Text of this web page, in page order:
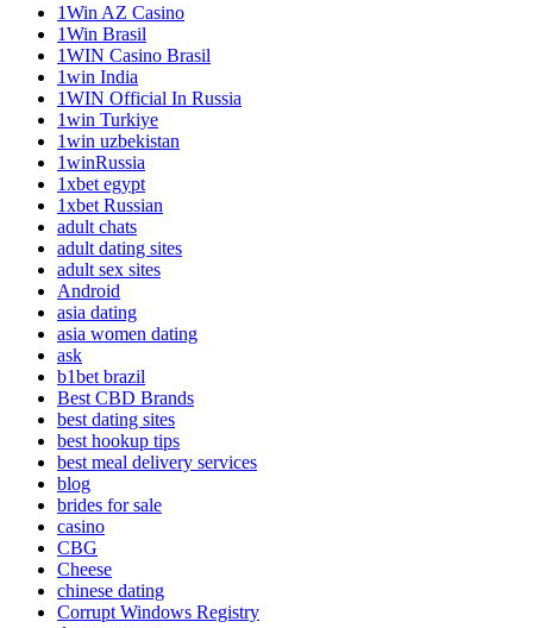
1Win AZ Casino
1Win Brasil
1WIN Casino Brasil
1win India
1WIN Official In Russia
1win Turkiye
1win uzbekistan
1winRussia
1xbet egypt
1xbet Russian
adult chats
adult dating sites
adult sex sites
Android
asia dating
asia women dating
ask
b1bet brazil
Best CBD Brands
best dating sites
best hookup tips
best meal delivery services
blog
brides for sale
casino
CBG
Cheese
chinese dating
Corrupt Windows Registry